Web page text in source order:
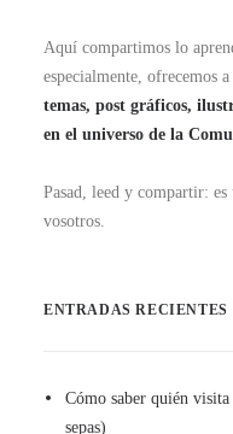
Aquí compartimos lo
especialmente, ofrecemos
temas, post gráficos,
en el universo de la
Pasad, leed y compartir:
vosotros.
ENTRADAS RECIENTES
Cómo saber quién
sepas)